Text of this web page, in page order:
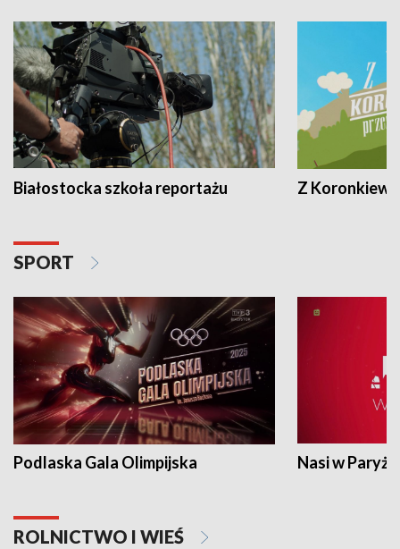
Białostocka szkoła reportażu Z
SPORT
Podlaska Gala Olimpijska Nasi w Paryżu
ROLNICTWO I WIEŚ